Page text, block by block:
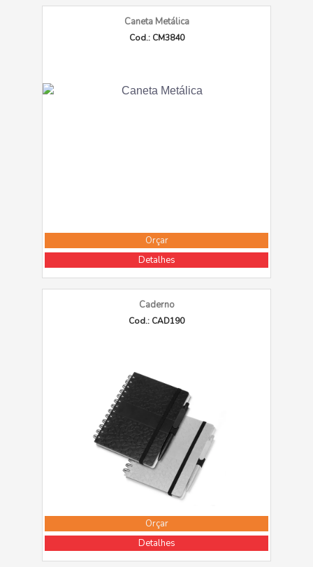
Caneta Metálica
Cod.: CM3840
Orçar
Detalhes
Caderno
Cod.: CAD190
Orçar
Detalhes